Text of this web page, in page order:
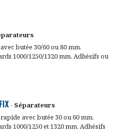
butée 30/60 ou 80 mm.
1000/1250/1320 mm. Adhésifs ou
- Séparateurs
avec butée 30 ou 60 mm.
1000/1250 et 1320 mm. Adhésifs